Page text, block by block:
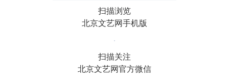
扫描浏览
北京文艺网手机版
扫描关注
北京文艺网官方微信